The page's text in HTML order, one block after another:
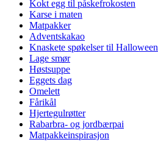
Kokt egg til påskefrokosten
Karse i maten
Matpakker
Adventskakao
Knaskete spøkelser til Halloween
Lage smør
Høstsuppe
Eggets dag
Omelett
Fårikål
Hjertegulrøtter
Rabarbra- og jordbærpai
Matpakkeinspirasjon